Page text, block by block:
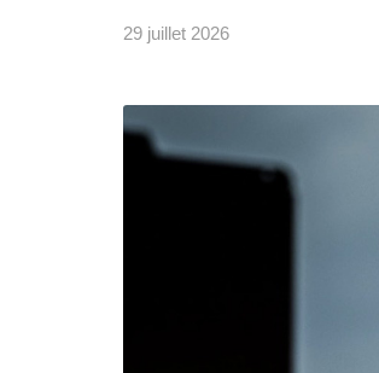
29 juillet 2026